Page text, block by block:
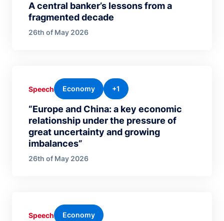
A central banker’s lessons from a
fragmented decade
26th of May 2026
“Europe and China: a key economic
relationship under the pressure of
great uncertainty and growing
imbalances”
Speech Economy +1
26th of May 2026
Speech Economy